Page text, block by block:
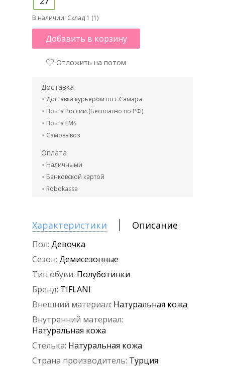
В наличии: Склад 1 (1)
Добавить в корзину
Отложить на потом
Доставка
Доставка курьером по г.Самара
Почта России.(Бесплатно по РФ)
Почта EMS
Самовывоз
Оплата
Наличными
Банковской картой
Robokassa
Характеристики Описание
Пол: Девочка
Сезон: Демисезонные
Тип обуви: Полуботинки
Бренд: TIFLANI
Внешний материал: Натуральная кожа
Внутренний материал:
Натуральная кожа
Стелька: Натуральная кожа
Страна производитель: Турция